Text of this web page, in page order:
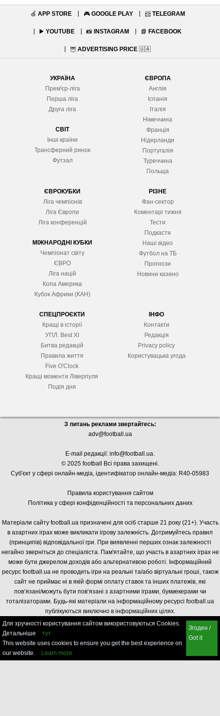
🍏 APP STORE 🎮 GOOGLE PLAY 📨 TELEGRAM
▶️ YOUTUBE 📸 INSTAGRAM 📘 FACEBOOK
🦉 ADVERTISING PRICE 🇺🇦
УКРАЇНА
Прем'єр-ліга
Перша ліга
Друга ліга
СВІТ
Інші країни
Трансферний ринок
Футзал
ЄВРОПА
Англія
Іспанія
Італія
Німеччина
Франція
Нідерланди
Португалія
Туреччина
Польща
ЄВРОКУБКИ
Ліга чемпіонів
Ліга Європи
Ліга конференцій
МІЖНАРОДНІ КУБКИ
Чемпіонат світу
ЄВРО
Ліга націй
Копа Америка
Кубок Африки (КАН)
РІЗНЕ
Фан-сектор
Коментарі тижня
Тести
Подкасти
Наші відео
Футбол на ТБ
Прогнози
Новини казино
СПЕЦПРОЄКТИ
Кращі в історії
УПЛ. Best XІ
Битва редакцій
Правила життя
Five O'Clock
Кращі моменти Ліверпуля
Подія дня
ІНФО
Контакти
Редакція
Privacy policy
Користувацька угода
З питань реклами звертайтесь:
adv@football.ua
E-mail редакції: info@football.ua.
© 2025 football Всі права захищені.
Суб'єкт у сфері онлайн-медіа, ідентифікатор онлайн-медіа: R40-05983
Правила користування сайтом
Політика у сфері конфіденційності та персональних даних
Матеріали сайту football.ua призначені для осіб старше 21 року (21+). Участь
в азартних іграх може викликати ігрову залежність. Дотримуйтесь правил
(принципів) відповідальної гри. При виявленні перших ознак залежності
негайно зверніться до спеціаліста. Пам'ятайте, що участь в азартних іграх не
може бути джерелом доходів або альтернативою роботі. Інформаційний
ресурс football.ua не проводить ігри на реальні та/або віртуальні гроші, також
сайт не приймає ні в якій формі оплату ставок та інших платежів, які
пов’язані/можуть бути пов’язані з азартними іграми, букмекерами чи
тоталізаторами. Будь-які матеріали на інформаційному ресурсі football.ua
публікуються виключно в інформаційних цілях.
Для зручності користування сайтом використовуються Cookies.
Детальніше
тут
This website uses cookies to ensure you get the best experience on
our website.
Learn more
Згоден /
Got it